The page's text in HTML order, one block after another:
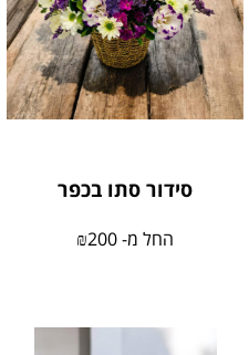
סידור סתו בכפר
החל מ- ₪200